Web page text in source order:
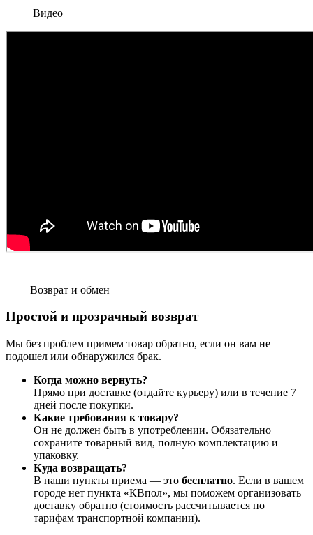
Видео
Возврат и обмен
Простой и прозрачный возврат
Мы без проблем примем товар обратно, если он вам не
подошел или обнаружился брак.
Когда можно вернуть?
Прямо при доставке (отдайте курьеру) или в течение 7
дней после покупки.
Какие требования к товару?
Он не должен быть в употреблении. Обязательно
сохраните товарный вид, полную комплектацию и
упаковку.
Куда возвращать?
В наши пункты приема — это бесплатно. Если в вашем
городе нет пункта «КВпол», мы поможем организовать
доставку обратно (стоимость рассчитывается по
тарифам транспортной компании).